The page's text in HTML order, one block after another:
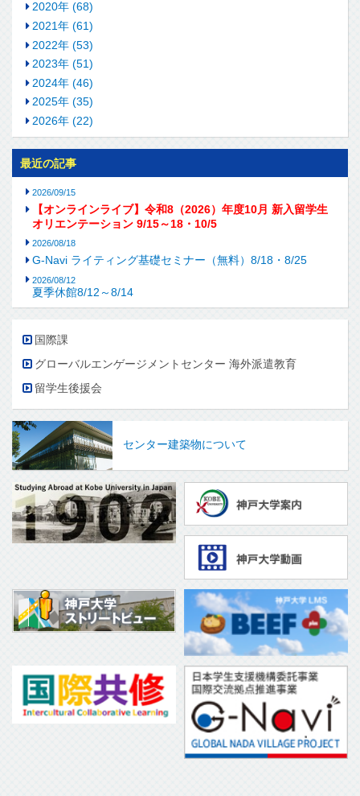
2020年 (68)
2021年 (61)
2022年 (53)
2023年 (51)
2024年 (46)
2025年 (35)
2026年 (22)
最近の記事
2026/09/15
【オンラインライブ】令和8（2026）年度10月 新入留学生
オリエンテーション 9/15～18・10/5
2026/08/18
G-Navi ライティング基礎セミナー（無料）8/18・8/25
2026/08/12
夏季休館8/12～8/14
国際課
グローバルエンゲージメントセンター 海外派遣教育
留学生後援会
センター建築物について